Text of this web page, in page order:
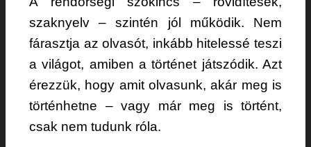
szaknyelv – szintén jól működik. Nem
fárasztja az olvasót, inkább hitelessé teszi
a világot, amiben a történet játszódik. Azt
érezzük, hogy amit olvasunk, akár meg is
történhetne – vagy már meg is történt,
csak nem tudunk róla.